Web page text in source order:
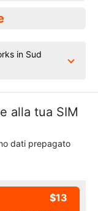
in Sud
alla tua SIM
dati prepagato
$13